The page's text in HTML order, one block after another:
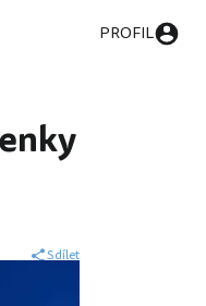
PROFIL
Sdílet